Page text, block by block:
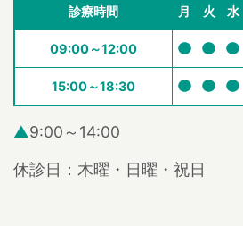
診療時間 月 火 水
09:00～12:00
15:00～18:30
▲9:00～14:00
休診日：木曜・日曜・祝日